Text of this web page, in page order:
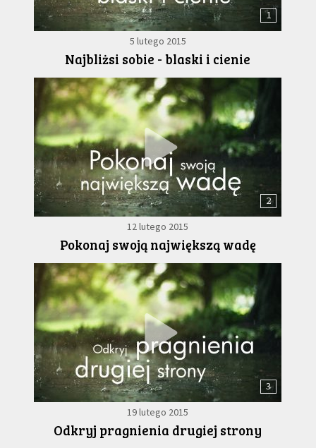
1
5 lutego 2015
Najbliżsi sobie - blaski i cienie
2
12 lutego 2015
Pokonaj swoją największą wadę
3
19 lutego 2015
Odkryj pragnienia drugiej strony